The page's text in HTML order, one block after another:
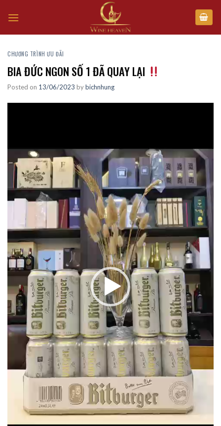
CHƯƠNG TRÌNH ƯU ĐÃI
BIA ĐỨC NGON SỐ 1 ĐÃ QUAY LẠI
Posted on 13/06/2023 bybichnhung